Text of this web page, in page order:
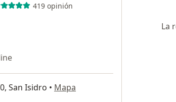
419 opinión
San Isidro • Mapa
La